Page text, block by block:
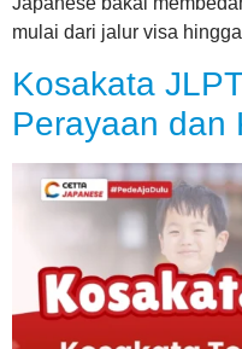
mulai dari jalur visa
Kosakata
Perayaan dan